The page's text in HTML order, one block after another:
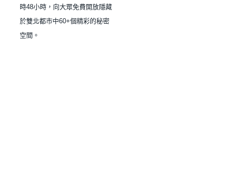
時48小時，向大眾免費開放隱藏
於雙北都市中60+個精彩的秘密
空間。